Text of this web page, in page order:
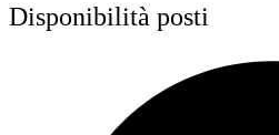
Disponibilità posti